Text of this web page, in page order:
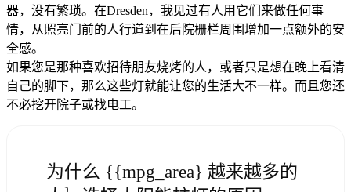
器，没有繁琐。在Dresden，我见过有人用它们来做任何事
情，从照亮门前的人行道到在后院栅栏周围增加一点额外的安
全感。
如果您是那种喜欢招待朋友烧烤的人，或者只是想在晚上看清
自己的脚下，那么这些灯就能让您的生活大不一样。而且您还
不必挖开院子或找电工。
为什么 {{mpg_area} 越来越多的